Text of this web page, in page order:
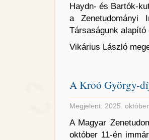
Haydn- és Bartók-
a Zenetudományi
Társaságunk
Vikárius László
A Kroó György-
Megjelent: 2025. október
A Magyar
október 11-én